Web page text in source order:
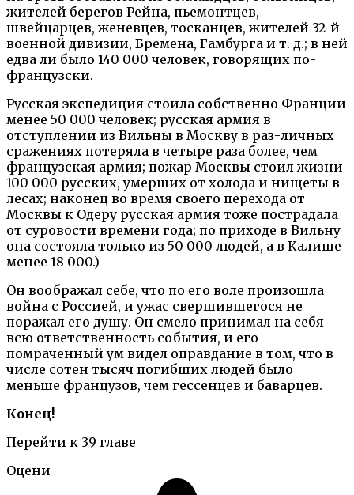
жителей берегов Рейна, пьемонтцев,
швейцарцев, женевцев, тосканцев, жителей 32-й
военной дивизии, Бремена, Гамбурга и т. д.; в ней
едва ли было 140 000 человек, говорящих по-
французски.
Русская экспедиция стоила собственно Франции
менее 50 000 человек; русская армия в
отступлении из Вильны в Москву в раз-личных
сражениях потеряла в четыре раза более, чем
французская армия; пожар Москвы стоил жизни
100 000 русских, умерших от холода и нищеты в
лесах; наконец во время своего перехода от
Москвы к Одеру русская армия тоже пострадала
от суровости времени года; по приходе в Вильну
она состояла только из 50 000 людей, а в Калише
менее 18 000.)
Он воображал себе, что по его воле произошла
война с Россией, и ужас свершившегося не
поражал его душу. Он смело принимал на себя
всю ответственность события, и его
помраченный ум видел оправдание в том, что в
числе сотен тысяч погибших людей было
меньше французов, чем гессенцев и баварцев.
Конец!
Перейти к 39 главе
Оцени